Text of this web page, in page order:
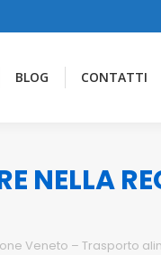
BLOG CONTATTI
NELLA
Veneto – Trasporto